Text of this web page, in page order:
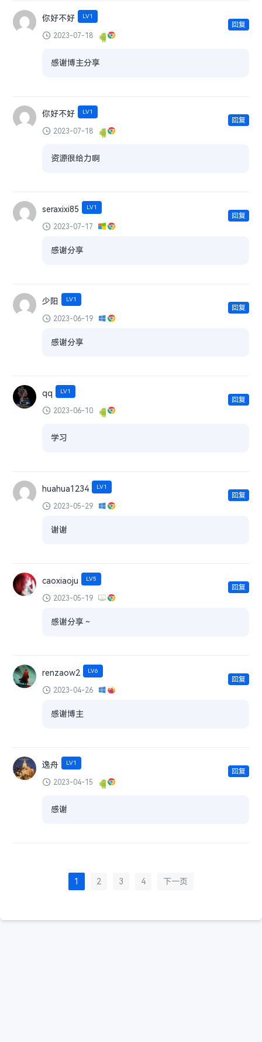
你好不好 LV1
2023-07-18
感谢博主分享
回复
你好不好 LV1
2023-07-18
资源很给力啊
回复
seraxixi85 LV1
2023-07-17
感谢分享
回复
少阳 LV1
2023-06-19
感谢分享
回复
qq LV1
2023-06-10
学习
回复
huahua1234 LV1
2023-05-29
谢谢
回复
caoxiaoju LV5
2023-05-19
感谢分享～
回复
renzaow2 LV6
2023-04-26
感谢博主
回复
逸舟 LV1
2023-04-15
感谢
回复
1 2 3 4 下一页